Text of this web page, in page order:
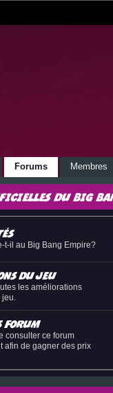
Forums Membres
du Big
t-il au Big Bang Empire?
du jeu
les améliorations
jeu.
Forum
consulter ce forum
afin de gagner des prix